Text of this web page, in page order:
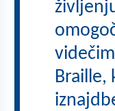
Braille,